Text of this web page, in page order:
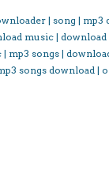
| song |
music |
mp3 songs |
songs download